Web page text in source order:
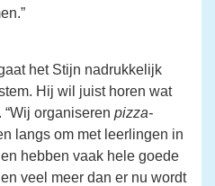
het Stijn nadrukkelijk
Hij wil juist horen wat
organiseren pizza-
langs om met leerlingen in
hebben vaak hele goede
veel meer dan er nu wordt